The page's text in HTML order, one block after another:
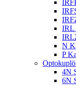
IRL
N
P
4N
6N